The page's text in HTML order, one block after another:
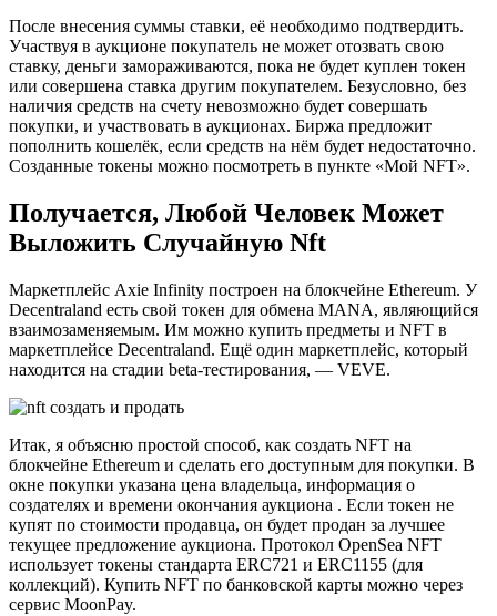
После внесения суммы ставки, её необходимо подтвердить.
Участвуя в аукционе покупатель не может отозвать свою
ставку, деньги замораживаются, пока не будет куплен токен
или совершена ставка другим покупателем. Безусловно, без
наличия средств на счету невозможно будет совершать
покупки, и участвовать в аукционах. Биржа предложит
пополнить кошелёк, если средств на нём будет недостаточно.
Созданные токены можно посмотреть в пункте «Мой NFT».
Получается, Любой Человек Может
Выложить Случайную Nft
Маркетплейс Axie Infinity построен на блокчейне Ethereum. У
Decentraland есть свой токен для обмена MANA, являющийся
взаимозаменяемым. Им можно купить предметы и NFT в
маркетплейсе Decentraland. Ещё один маркетплейс, который
находится на стадии beta-тестирования, — VEVE.
Итак, я объясню простой способ, как создать NFT на
блокчейне Ethereum и сделать его доступным для покупки. В
окне покупки указана цена владельца, информация о
создателях и времени окончания аукциона . Если токен не
купят по стоимости продавца, он будет продан за лучшее
текущее предложение аукциона. Протокол OpenSea NFT
использует токены стандарта ERC721 и ERC1155 (для
коллекций). Купить NFT по банковской карты можно через
сервис MoonPay.